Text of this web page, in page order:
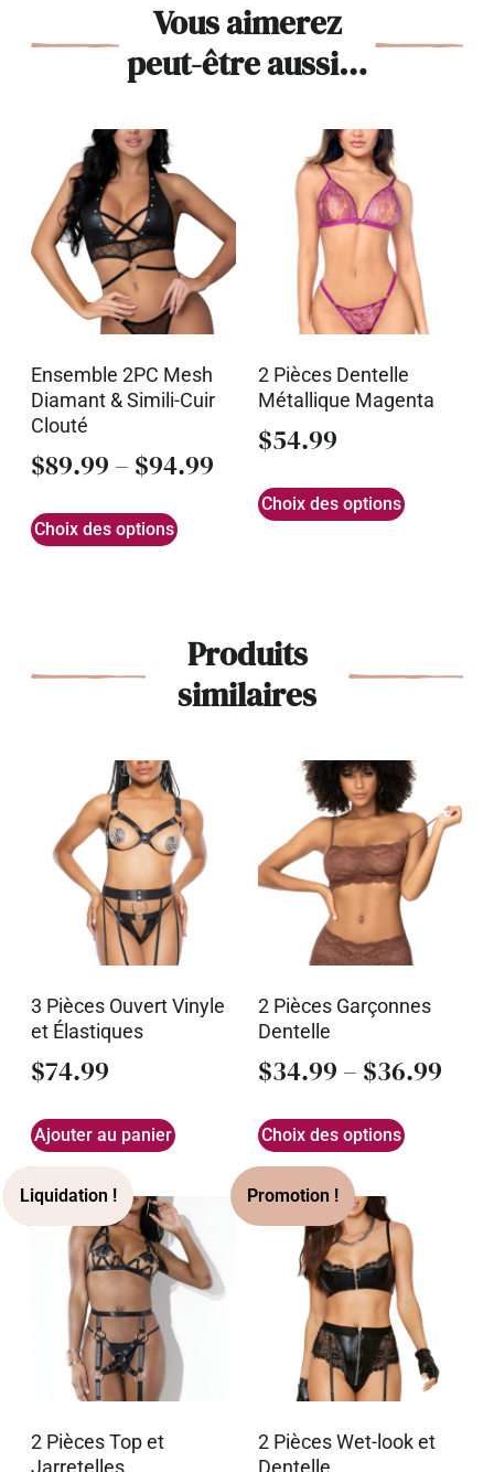
Vous aimerez
peut-être aussi…
Ensemble 2PC Mesh
Diamant & Simili-Cuir
Clouté
$89.99 – $94.99
Choix des options
2 Pièces Dentelle
Métallique Magenta
$54.99
Choix des options
Produits
similaires
3 Pièces Ouvert Vinyle
et Élastiques
$74.99
Ajouter au panier
2 Pièces Garçonnes
Dentelle
$34.99 – $36.99
Choix des options
2 Pièces Top et
2 Pièces Wet-look et